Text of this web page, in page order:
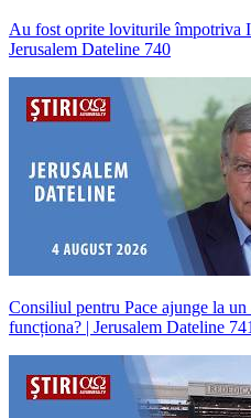
Au fost oprite loviturile împotriva
Jerusalem Dateline 740
Consiliul pentru Pace ajunge la
funcționa? | Jerusalem Dateline 741